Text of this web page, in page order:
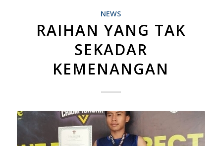
NEWS
RAIHAN YANG TAK
SEKADAR
KEMENANGAN